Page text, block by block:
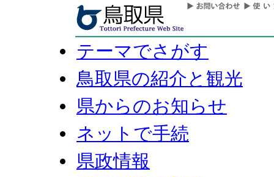
テーマでさがす
鳥取県の紹介と観光
県からのお知らせ
ネットで手続
県政情報